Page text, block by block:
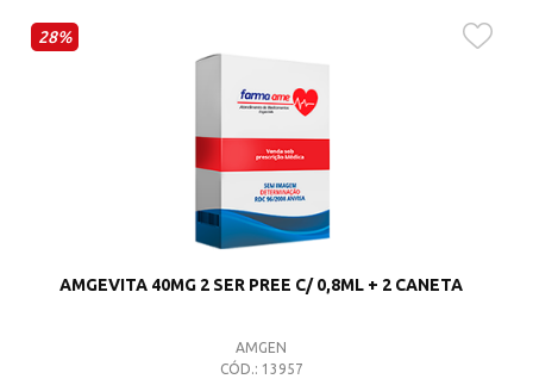
28%
AMGEVITA 40MG 2 SER PREE C/ 0,8ML + 2 CANETA
AMGEN
CÓD.: 13957